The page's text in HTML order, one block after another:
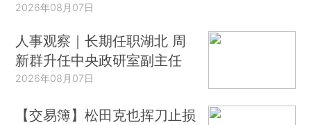
2026年08月07日
人事观察｜长期任职湖北 周
新群升任中央政研室副主任
2026年08月07日
【交易簿】松田克也挥刀止损